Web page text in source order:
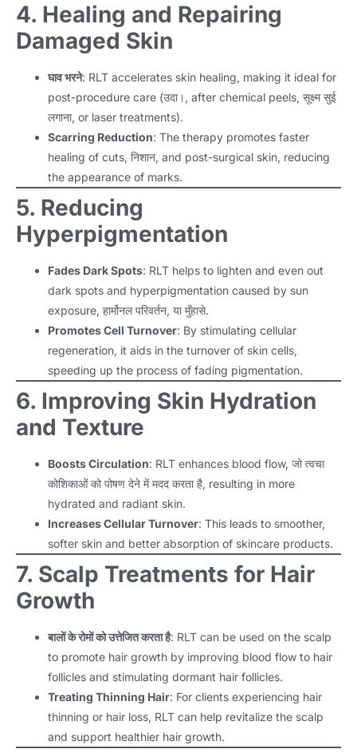
4. Healing and Repairing
Damaged Skin
घाव भरने: RLT accelerates skin healing, making it ideal for
post-procedure care (उदा।, after chemical peels, सूक्ष्म सुई
लगाना, or laser treatments).
Scarring Reduction: The therapy promotes faster
healing of cuts, निशान, and post-surgical skin, reducing
the appearance of marks.
5. Reducing
Hyperpigmentation
Fades Dark Spots: RLT helps to lighten and even out
dark spots and hyperpigmentation caused by sun
exposure, हार्मोनल परिवर्तन, या मुँहासे.
Promotes Cell Turnover: By stimulating cellular
regeneration, it aids in the turnover of skin cells,
speeding up the process of fading pigmentation.
6. Improving Skin Hydration
and Texture
Boosts Circulation: RLT enhances blood flow, जो त्वचा
कोशिकाओं को पोषण देने में मदद करता है, resulting in more
hydrated and radiant skin.
Increases Cellular Turnover: This leads to smoother,
softer skin and better absorption of skincare products.
7. Scalp Treatments for Hair
Growth
बालों के रोमों को उत्तेजित करता है: RLT can be used on the scalp
to promote hair growth by improving blood flow to hair
follicles and stimulating dormant hair follicles.
Treating Thinning Hair: For clients experiencing hair
thinning or hair loss, RLT can help revitalize the scalp
and support healthier hair growth.